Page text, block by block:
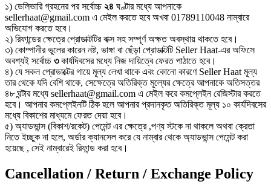
১) ডেলিভারি গ্রহনের পর সর্বোচ্চ ২৪ ঘণ্টার মধ্যে আপনাকে
sellerhaat@gmail.com এ মেইল করতে হবে অখবা 01789110048 নাম্বারে
অভিযোগ করতে হবে।
২) রিফান্ডের ক্ষেত্রে প্রোডাক্টটির বাক্স সহ সম্পূর্ণ অক্ষত অবস্থায় থাকতে হবে।
৩) কোম্পানীর ভুলের কারেন নষ্ট, ভাঙ্গা বা ছেঁড়া প্রোডাক্টটি Seller Haat-এর অফিসে
অবশ্যই সর্বোচ্চ ৩কার্যদিবসের মধ্যে নিজ দায়িত্বে ফেরত পাঠাতে হবে।
৪) যে সকল প্রোডাক্টের গায়ে মূল্য লেখা থাকে এবং কোনো কারণে Seller Haat মূল্য
তার থেকে যদি বেশি থাকে, সেক্ষেত্রে অতিরিক্ত মূল্যের ক্ষেত্রে আপনাকে অতিসত্তর
৪৮ ঘন্টার মধ্যে sellerhaat@gmail.com এ মেইল করে কমপ্লেইন রেজিস্টার করতে
হবে। আপনার কমপ্লেইনটি ঠিক হলে আপনার প্রদানকৃত অতিরিক্ত মূল্য ১০ কার্যদিবসের
মধ্যে বিকাশের মাধ্যমে ফেরত দেয়া হবে।
৫) অ্যাডভান্স (বিকাশ/রকেট) পেমেন্ট এর ক্ষেত্রে ,পণ্য স্টকে না থাকলে অথবা ক্রেতা
নিতে ইচ্ছুক না হলে, অর্ডার ক্যানসেল করে যে নাম্বার থেকে অ্যাডভান্স পেমেন্ট করা
হয়েছে , সেই নাম্বারেই রিফান্ড করা হবে।
Cancellation / Return / Exchange Policy